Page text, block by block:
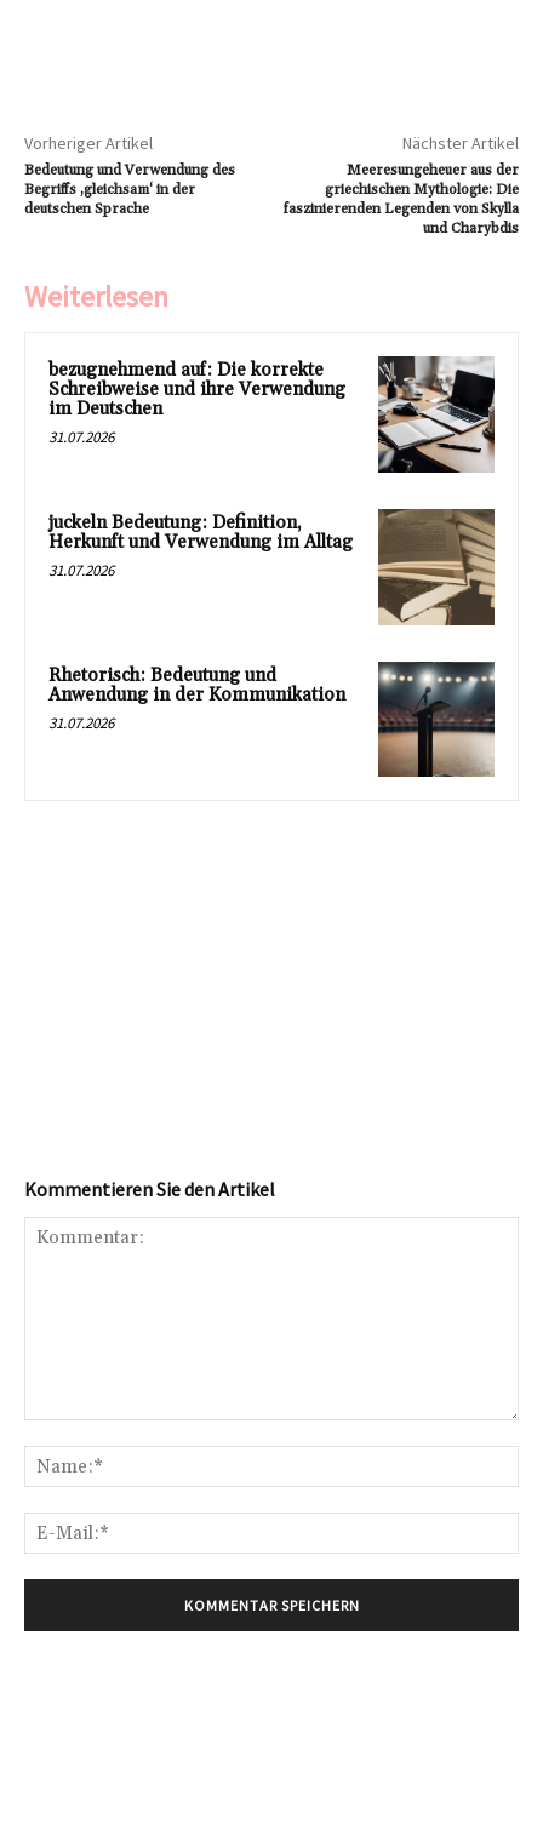
Vorheriger Artikel
Bedeutung und Verwendung des
Begriffs ‚gleichsam‘ in der
deutschen Sprache
Nächster Artikel
Meeresungeheuer aus der
griechischen Mythologie: Die
faszinierenden Legenden von Skylla
und Charybdis
Weiterlesen
bezugnehmend auf: Die korrekte
Schreibweise und ihre Verwendung
im Deutschen
31.07.2026
juckeln Bedeutung: Definition,
Herkunft und Verwendung im Alltag
31.07.2026
Rhetorisch: Bedeutung und
Anwendung in der Kommunikation
31.07.2026
Kommentieren Sie den Artikel